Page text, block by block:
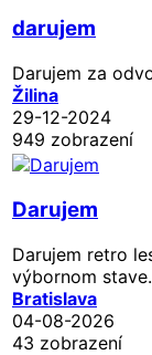
darujem
Darujem za
Žilina
29-12-2024
949 zobrazení
Darujem
Darujem retro
výbornom
Bratislava
04-08-2026
43 zobrazení